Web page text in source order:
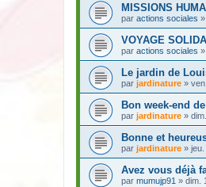
MISSIONS
par actions sociales
VOYAGE
par actions sociales
Le jardin de
par jardinature »
Bon week-end
par jardinature »
Bonne et
par jardinature »
Avez vous déjà
par mumujp91 » dim.